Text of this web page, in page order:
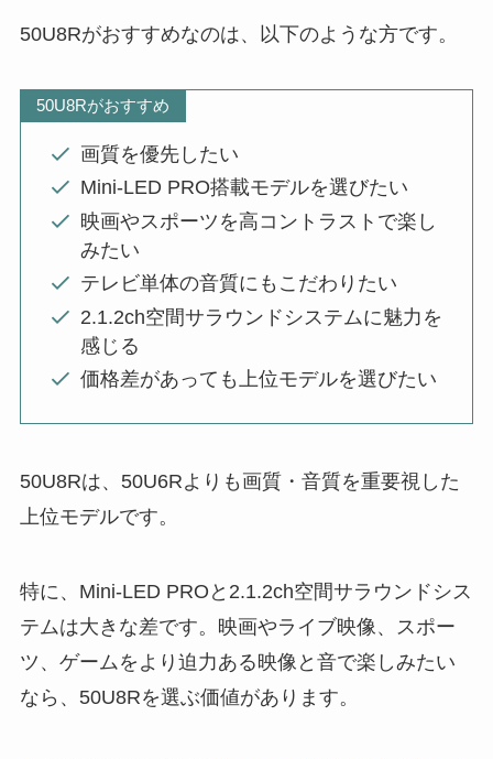
50U8Rがおすすめなのは、以下のような方です。
50U8Rがおすすめ
画質を優先したい
Mini-LED PRO搭載モデルを選びたい
映画やスポーツを高コントラストで楽し
みたい
テレビ単体の音質にもこだわりたい
2.1.2ch空間サラウンドシステムに魅力を
感じる
価格差があっても上位モデルを選びたい
50U8Rは、50U6Rよりも画質・音質を重要視した
上位モデルです。
特に、Mini-LED PROと2.1.2ch空間サラウンドシス
テムは大きな差です。映画やライブ映像、スポー
ツ、ゲームをより迫力ある映像と音で楽しみたい
なら、50U8Rを選ぶ価値があります。